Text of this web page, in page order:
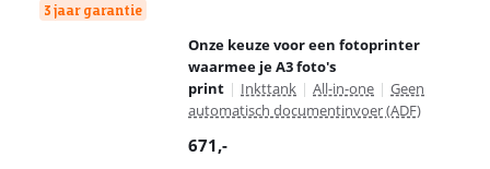
3 jaar garantie
Onze keuze voor een fotoprinter
waarmee je A3 foto's
print | Inkttank | All-in-one | Geen
automatisch documentinvoer (ADF)
671,-